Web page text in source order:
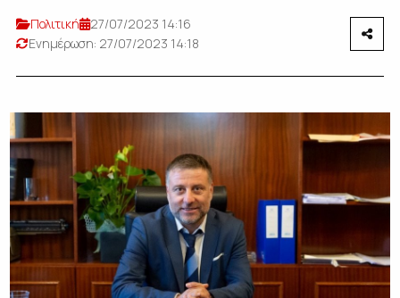
Πολιτική
27/07/2023 14:16
Ενημέρωση: 27/07/2023 14:18